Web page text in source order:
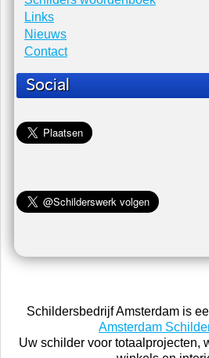
Links
Nieuws
Contact
Social
Schildersbedrijf Amsterdam is
Amsterdam
Uw schilder voor totaalprojecten,